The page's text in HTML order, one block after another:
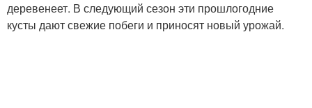
деревенеет. В следующий сезон эти прошлогодние
кусты дают свежие побеги и приносят новый урожай.